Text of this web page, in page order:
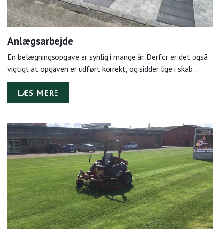
Anlægsarbejde
En belægningsopgave er synlig i mange år. Derfor er det også
vigtigt at opgaven er udført korrekt, og sidder lige i skab…
LÆS MERE